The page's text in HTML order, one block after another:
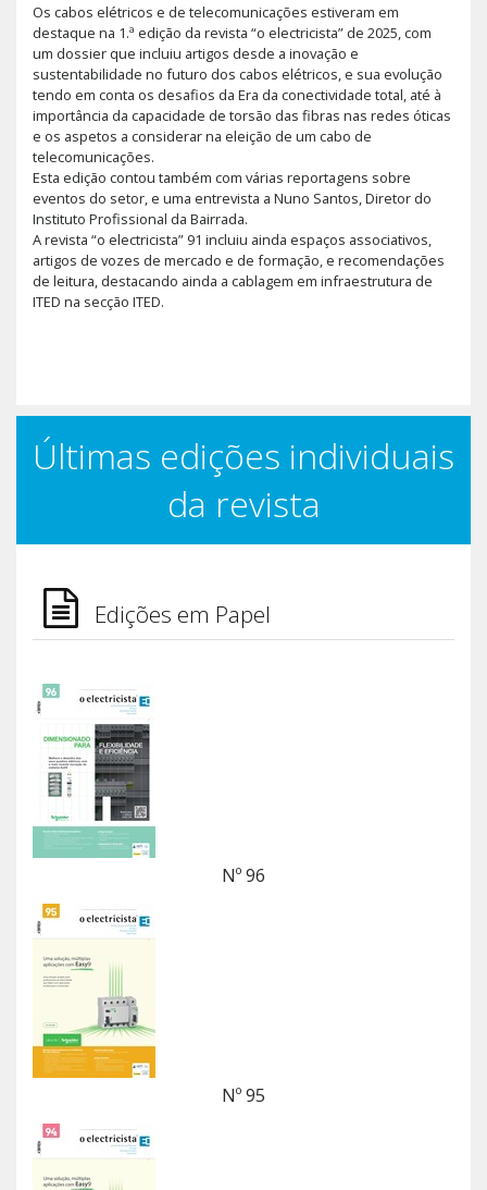
Os cabos elétricos e de telecomunicações estiveram em
destaque na 1.ª edição da revista “o electricista” de 2025, com
um dossier que incluiu artigos desde a inovação e
sustentabilidade no futuro dos cabos elétricos, e sua evolução
tendo em conta os desafios da Era da conectividade total, até à
importância da capacidade de torsão das fibras nas redes óticas
e os aspetos a considerar na eleição de um cabo de
telecomunicações.
Esta edição contou também com várias reportagens sobre
eventos do setor, e uma entrevista a Nuno Santos, Diretor do
Instituto Profissional da Bairrada.
A revista “o electricista” 91 incluiu ainda espaços associativos,
artigos de vozes de mercado e de formação, e recomendações
de leitura, destacando ainda a cablagem em infraestrutura de
ITED na secção ITED.
Últimas edições individuais
da revista
Edições em Papel
Nº 96
Nº 95